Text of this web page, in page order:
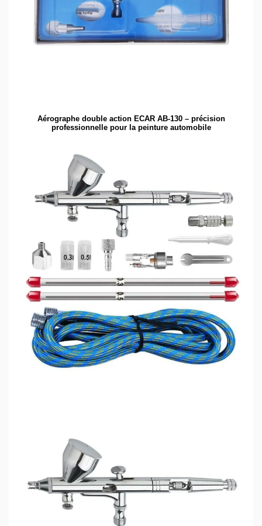
Aérographe double action ECAR AB-130 – précision
professionnelle pour la peinture automobile